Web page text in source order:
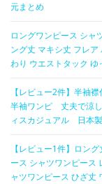
元まとめ
ロングワンピース シャ
ング丈 マキシ丈 フレ
わり ウエストタック
【レビュー2件】半
半袖ワンピ 丈夫で涼
ィスカジュアル 日本
【レビュー1件】ロン
ース シャツワンピース
ャツワンピース ひざ丈